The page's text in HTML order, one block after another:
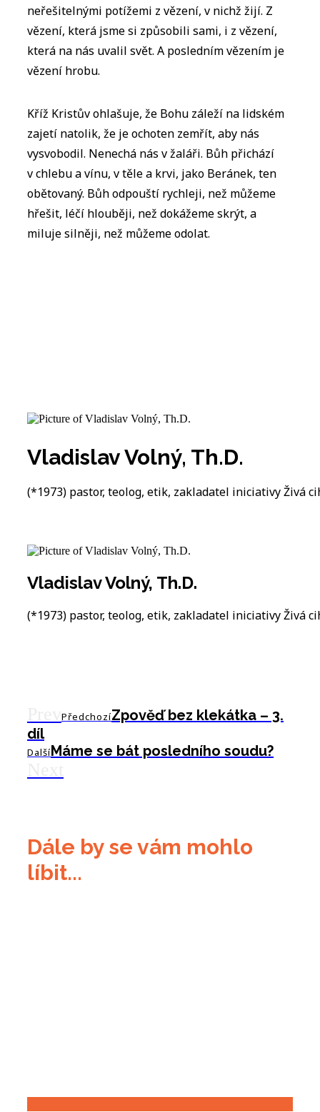
neřešitelnými potížemi z vězení, v nichž žijí. Z
vězení, která jsme si způsobili sami, i z vězení,
která na nás uvalil svět. A posledním vězením je
vězení hrobu.
Kříž Kristův ohlašuje, že Bohu záleží na lidském
zajetí natolik, že je ochoten zemřít, aby nás
vysvobodil. Nenechá nás v žaláři. Bůh přichází
v chlebu a vínu, v těle a krvi, jako Beránek, ten
obětovaný. Bůh odpouští rychleji, než můžeme
hřešit, léčí hlouběji, než dokážeme skrýt, a
miluje silněji, než můžeme odolat.
Vladislav Volný, Th.D.
(*1973) pastor, teolog, etik, zakladatel iniciativy Živá
Vladislav Volný, Th.D.
(*1973) pastor, teolog, etik, zakladatel iniciativy Živá
PředchozíZpověď bez klekátka – 3.
díl
DalšíMáme se bát posledního soudu?
Dále by se vám mohlo
líbit...